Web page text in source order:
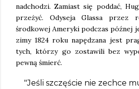
nadchodzi. Zamiast się poddać,
przeżyć. Odyseja Glassa przez
środkowej Ameryki podczas późnej
zimy 1824 roku napędzana jest
tych, którzy go zostawili bez
pewną śmierć.
"Jeśli szczęście nie zechce